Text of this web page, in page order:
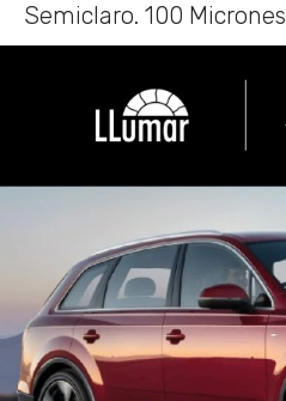
Semiclaro. 100 Micrones